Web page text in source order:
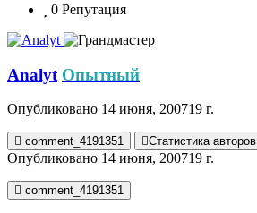
0 Репутация
Analyt Опытный
Опубликовано 14 июня, 200719 г.
comment_4191351 Статистика авторов
Опубликовано 14 июня, 200719 г.
comment_4191351